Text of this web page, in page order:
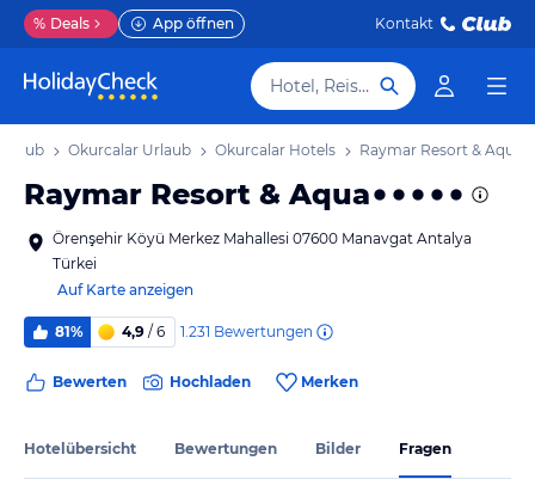
% Deals App öffnen Kontakt
Hotel, Reiseziel
Okurcalar Urlaub Okurcalar Hotels Raymar Resort & Aqua
Raymar Resort & Aqua
Örenşehir Köyü Merkez Mahallesi 07600 Manavgat Antalya
Türkei
Auf Karte anzeigen
81% 4,9 / 6 1.231 Bewertungen
Bewerten Hochladen Merken
Hotelübersicht Bewertungen Bilder Fragen